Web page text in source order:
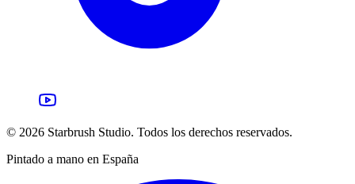
© 2026 Starbrush Studio. Todos los derechos reservados.
Pintado a mano en España